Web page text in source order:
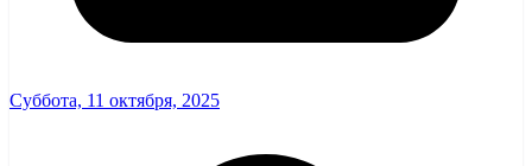
Суббота, 11 октября, 2025